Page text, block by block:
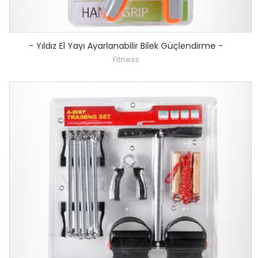
-Yıldız El Yayı Ayarlanabilir Bilek Güçlendirme -
Fitness